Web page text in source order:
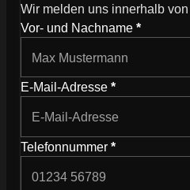
Wir melden uns innerhalb
Wie können wir dich
Vor- und Nachname *
E-Mail-Adresse *
Telefonnummer *